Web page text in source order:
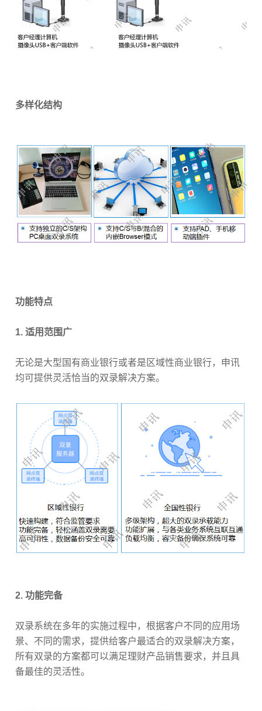
多样化结构
功能特点
1. 适用范围广
无论是大型国有商业银行或者是区域性商业银行，申讯
均可提供灵活恰当的双录解决方案。
2. 功能完备
双录系统在多年的实施过程中，根据客户不同的应用场
景、不同的需求，提供给客户最适合的双录解决方案，
所有双录的方案都可以满足理财产品销售要求，并且具
备最佳的灵活性。